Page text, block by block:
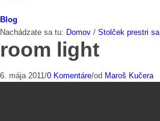
Blog
Nachádzate sa tu: Domov / Stolček prestri sa
room light
6. mája 2011/0 Komentáre/od Maroš Kučera